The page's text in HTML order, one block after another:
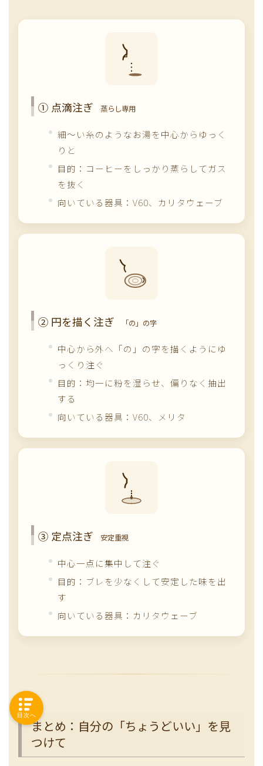
① 点滴注ぎ 蒸らし専用
細〜い糸のようなお湯を中心からゆっく
りと
目的：コーヒーをしっかり蒸らしてガス
を抜く
向いている器具：V60、カリタウェーブ
② 円を描く注ぎ 「の」の字
中心から外へ「の」の字を描くようにゆ
っくり注ぐ
目的：均一に粉を湿らせ、偏りなく抽出
する
向いている器具：V60、メリタ
③ 定点注ぎ 安定重視
中心一点に集中して注ぐ
目的：ブレを少なくして安定した味を出
す
向いている器具：カリタウェーブ
まとめ：自分の「ちょうどいい」を見
つけて
目次へ